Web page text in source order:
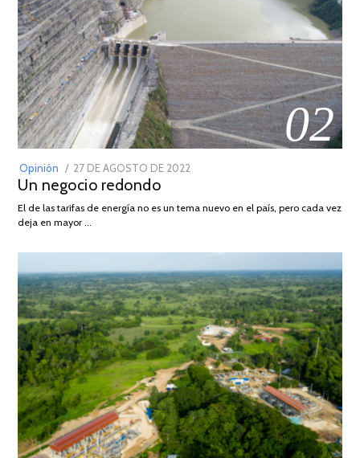
02
Opinión
POSTED
ON
27 DE AGOSTO DE 2022
Un negocio redondo
El de las tarifas de energía no es un tema nuevo en el país, pero cada vez
deja en mayor …